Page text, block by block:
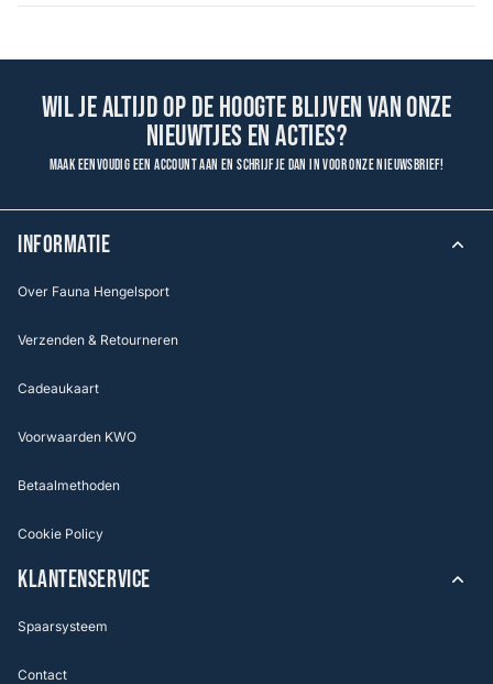
Wil je altijd op de hoogte blijven van onze
nieuwtjes en acties?
Maak eenvoudig een account aan en schrijf je dan in voor onze nieuwsbrief!
INFORMATIE
Over Fauna Hengelsport
Verzenden & Retourneren
Cadeaukaart
Voorwaarden KWO
Betaalmethoden
Cookie Policy
KLANTENSERVICE
Spaarsysteem
Contact